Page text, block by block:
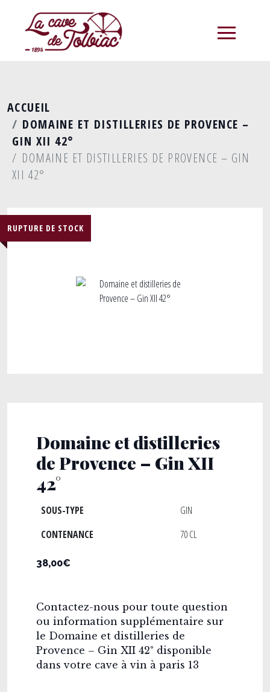
ACCUEIL
DOMAINE ET DISTILLERIES DE PROVENCE –
GIN XII 42°
DOMAINE ET DISTILLERIES DE PROVENCE – GIN
XII 42°
RUPTURE DE STOCK
Domaine et distilleries
de Provence – Gin XII
42°
SOUS-TYPE
GIN
CONTENANCE
70 CL
38,00€
Contactez-nous pour toute question
ou information supplémentaire sur
le Domaine et distilleries de
Provence – Gin XII 42° disponible
dans votre cave à vin à paris 13